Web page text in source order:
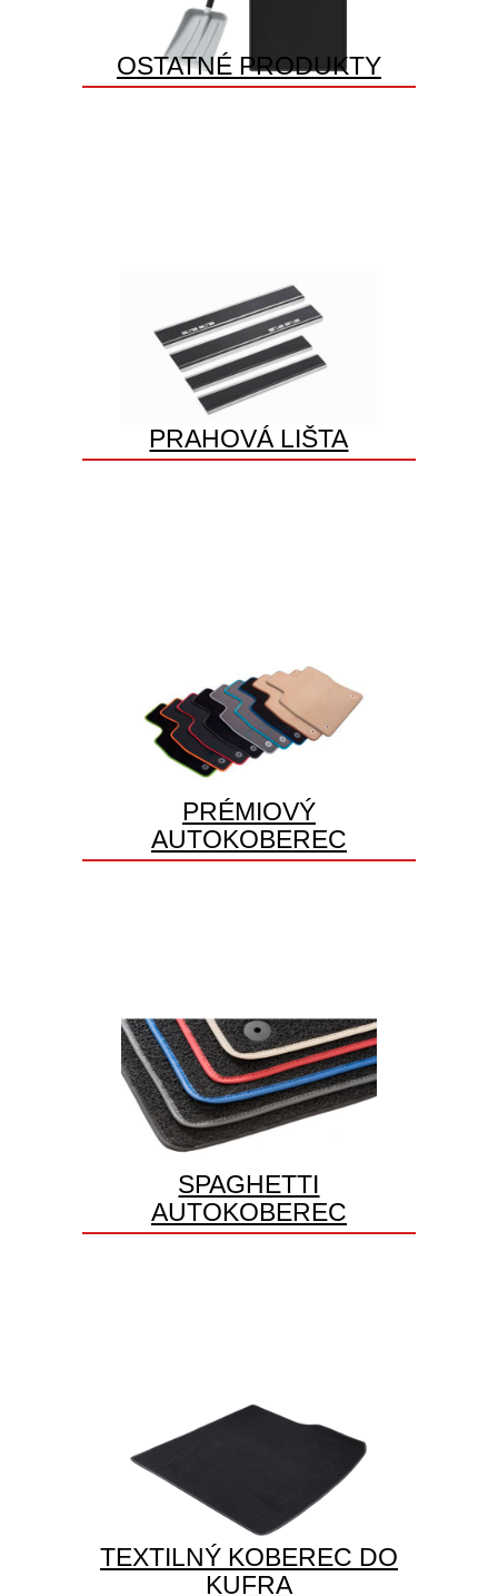
OSTATNÉ PRODUKTY
PRAHOVÁ LIŠTA
PRÉMIOVÝ
AUTOKOBEREC
SPAGHETTI
AUTOKOBEREC
TEXTILNÝ KOBEREC DO
KUFRA